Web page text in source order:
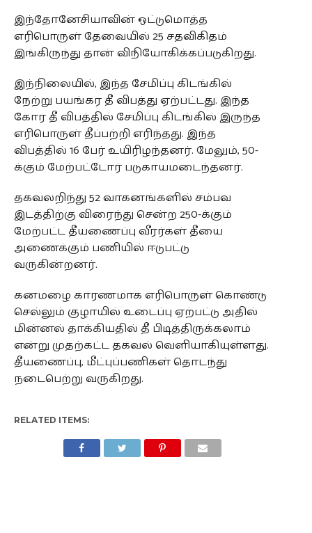
இந்தோனேசியாவின் ஒட்டுமொத்த
எரிபொருள் தேவையில் 25 சதவிகிதம்
இங்கிருந்து தான் விநியோகிக்கப்படுகிறது.
இந்நிலையில், இந்த சேமிப்பு கிடங்கில்
நேற்று பயங்கர தீ விபத்து ஏற்பட்டது. இந்த
கோர தீ விபத்தில் சேமிப்பு கிடங்கில் இருந்த
எரிபொருள் தீப்பற்றி எரிந்தது. இந்த
விபத்தில் 16 பேர் உயிரிழந்தனர். மேலும், 50-
க்கும் மேற்பட்டோர் படுகாயமடைந்தனர்.
தகவலறிந்து 52 வாகனங்களில் சம்பவ
இடத்திற்கு விரைந்து சென்ற 250-க்கும்
மேற்பட்ட தீயணைப்பு வீரர்கள் தீயை
அணைக்கும் பணியில் ஈடுபட்டு
வருகின்றனர்.
கனமழை காரணமாக எரிபொருள் கொண்டு
செல்லும் குழாயில் உடைப்பு ஏற்பட்டு அதில்
மின்னல் தாக்கியதில் தீ பிடித்திருக்கலாம்
என்று முதற்கட்ட தகவல் வெளியாகியுள்ளது.
தீயணைப்பு, மீட்புப்பணிகள் தொடந்து
நடைபெற்று வருகிறது.
RELATED ITEMS: